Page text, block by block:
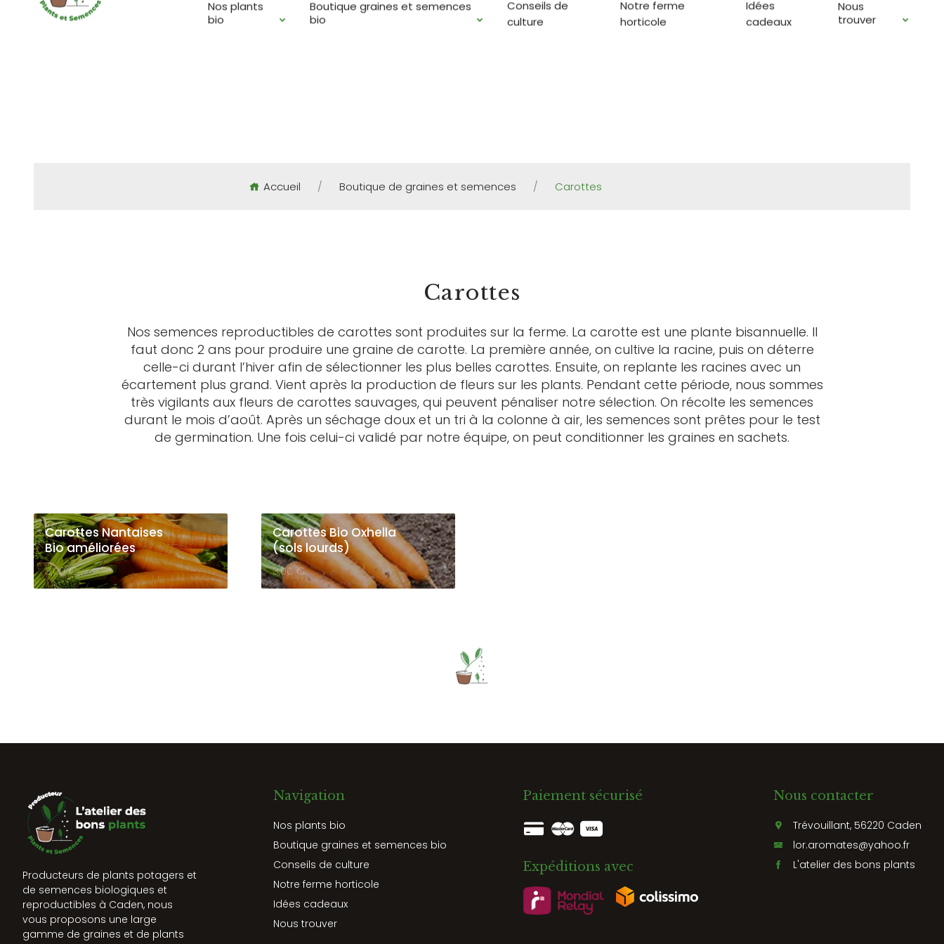
BOUTIQUE EN LIGNE DE SEMENCES : Dans votre panier choisissez la livraison à Caden et venez sur RDV
Nos plants
bio
Boutique graines et semences
bio
Conseils de
culture
Notre ferme
horticole
Idées
cadeaux
Nous
trouver
Accueil / Boutique de graines et semences / Carottes
Carottes
Nos semences reproductibles de carottes sont produites sur la ferme. La carotte est une plante bisannuelle. Il
faut donc 2 ans pour produire une graine de carotte. La première année, on cultive la racine, puis on déterre
celle-ci durant l’hiver afin de sélectionner les plus belles carottes. Ensuite, on replante les racines avec un
écartement plus grand. Vient après la production de fleurs sur les plants. Pendant cette période, nous sommes
très vigilants aux fleurs de carottes sauvages, qui peuvent pénaliser notre sélection. On récolte les semences
durant le mois d’août. Après un séchage doux et un tri à la colonne à air, les semences sont prêtes pour le test
de germination. Une fois celui-ci validé par notre équipe, on peut conditionner les graines en sachets.
Carottes Nantaises
Bio améliorées
3,00€
Carottes Bio Oxhella
(sols lourds)
3,00€
Producteurs de plants potagers et
de semences biologiques et
reproductibles à Caden, nous
vous proposons une large
gamme de graines et de plants
Navigation
Nos plants bio
Boutique graines et semences bio
Conseils de culture
Notre ferme horticole
Idées cadeaux
Nous trouver
Paiement sécurisé
Expéditions avec
Nous contacter
Trévouillant, 56220 Caden
lor.aromates@yahoo.fr
L'atelier des bons plants